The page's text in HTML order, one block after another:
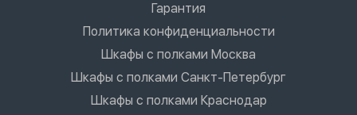
Гарантия
Политика конфиденциальности
Шкафы с полками Москва
Шкафы с полками Санкт-Петербург
Шкафы с полками Краснодар